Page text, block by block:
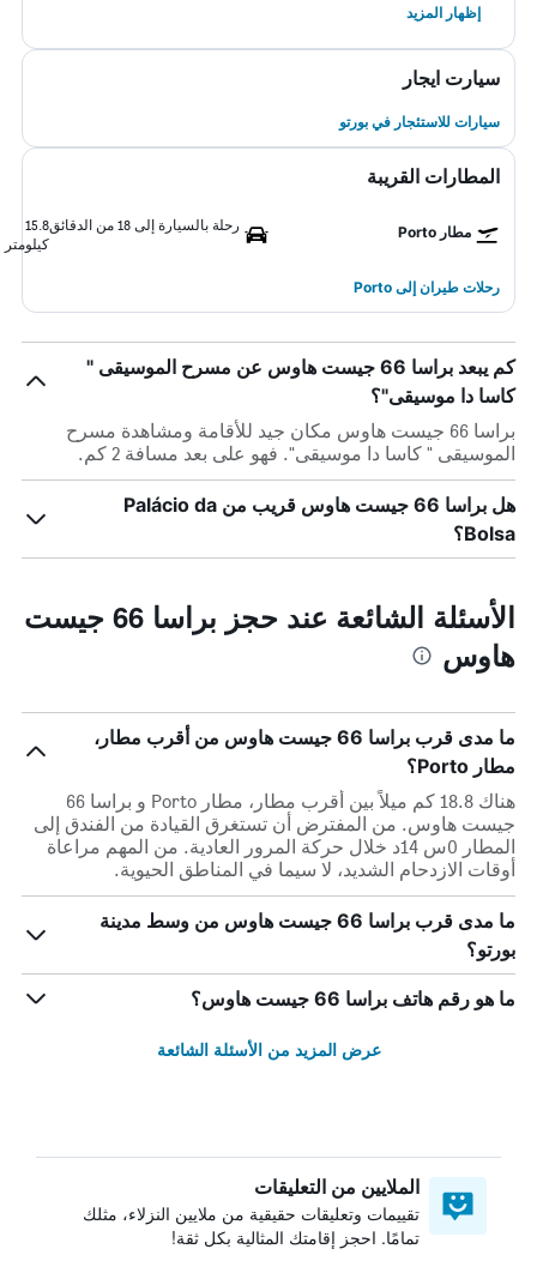
إظهار المزيد
سيارت ايجار
سيارات للاستئجار في بورتو
المطارات القريبة
مطار Porto رحلة بالسيارة إلى 18 من الدقائق
15.8
كيلومتر
رحلات طيران إلى Porto
كم يبعد براسا 66 جيست هاوس عن مسرح الموسيقى "
كاسا دا موسيقى"؟
براسا 66 جيست هاوس مكان جيد للأقامة ومشاهدة مسرح
الموسيقى " كاسا دا موسيقى". فهو على بعد مسافة 2 كم.
هل براسا 66 جيست هاوس قريب من Palácio da
Bolsa؟
الأسئلة الشائعة عند حجز براسا 66 جيست
هاوس
ما مدى قرب براسا 66 جيست هاوس من أقرب مطار،
مطار Porto؟
هناك 18.8 كم ميلاً بين أقرب مطار، مطار Porto و براسا 66
جيست هاوس. من المفترض أن تستغرق القيادة من الفندق إلى
المطار 0س 14د خلال حركة المرور العادية. من المهم مراعاة
أوقات الازدحام الشديد، لا سيما في المناطق الحيوية.
ما مدى قرب براسا 66 جيست هاوس من وسط مدينة
بورتو؟
ما هو رقم هاتف براسا 66 جيست هاوس؟
عرض المزيد من الأسئلة الشائعة
الملايين من التعليقات
تقييمات وتعليقات حقيقية من ملايين النزلاء، مثلك
تمامًا. احجز إقامتك المثالية بكل ثقة!